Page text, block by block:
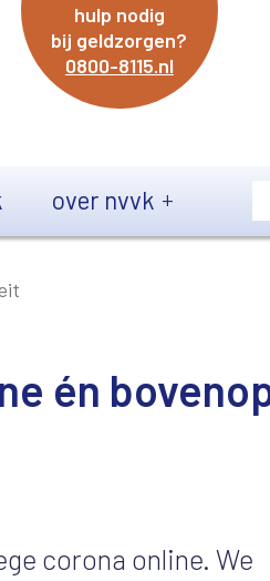
hulp nodig
bij geldzorgen?
0800-8115.nl
over nvvk
én
corona online. We